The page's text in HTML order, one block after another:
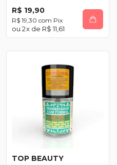
R$ 19,90
R$ 19,30 com Pix
2x de R$ 11,61
TOP BEAUTY